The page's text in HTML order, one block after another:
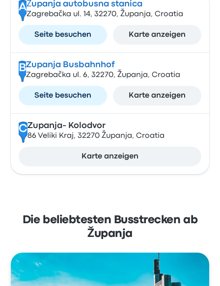
AŽupanja autobusna stanica
Zagrebačka ul. 14, 32270, Županja, Croatia
Seite besuchen Karte anzeigen
BZupanja Busbahnhof
Zagrebačka ul. 6, 32270, Županja, Croatia
Seite besuchen Karte anzeigen
CZupanja- Kolodvor
86 Veliki Kraj, 32270 Županja, Croatia
Karte anzeigen
Die beliebtesten Busstrecken ab
Županja